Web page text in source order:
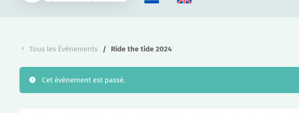
Tous les Évènements Ride the tide 2024
Cet évènement est passé.